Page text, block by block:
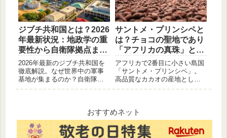
ジブチ共和国とは？2026
年最新状況：地政学の重
要性から自衛隊拠点まで
解説
2026年最新のジブチ共和国を
徹底解説。なぜ世界中の軍事
基地が集まるのか？自衛隊拠
分かりやすく紹介。アフリカ
の角に位置するこの国の「い
ま」が5分でわかります。
サントメ・プリンシペと
は？チョコの聖地であり
「アフリカの真珠」と呼
ばれる秘境の魅力
アフリカで2番目に小さい島国
「サントメ・プリンシペ」。
高品質なカカオの産地として
「レベレベ」という独自の文
化まで、その魅力を分かりや
すく解説します。
おすすめネット